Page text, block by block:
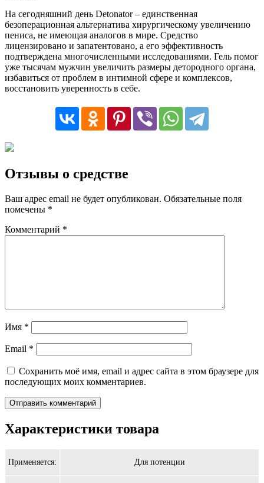
На сегодняшний день Detonator – единственная
безоперационная альтернатива хирургическому увеличению
пениса, не имеющая аналогов в мире. Средство
лицензировано и запатентовано, а его эффективность
подтверждена многочисленными исследованиями. Гель помог
уже тысячам мужчин увеличить размеры детородного органа,
избавиться от проблем в интимной сфере и комплексов,
восстановить уверенность в себе.
Отзывы о средстве
Ваш адрес email не будет опубликован. Обязательные поля
помечены *
Комментарий *
Имя *
Email *
Сохранить моё имя, email и адрес сайта в этом браузере для
последующих моих комментариев.
Характеристики товара
Применяется: Для потенции